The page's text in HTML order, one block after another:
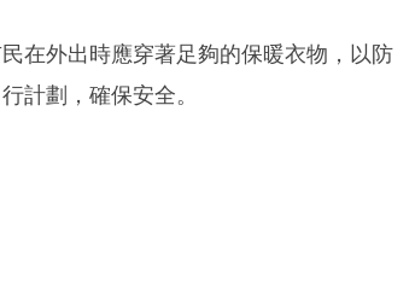
在外出時應穿著足夠的保暖衣物，以防
計劃，確保安全。